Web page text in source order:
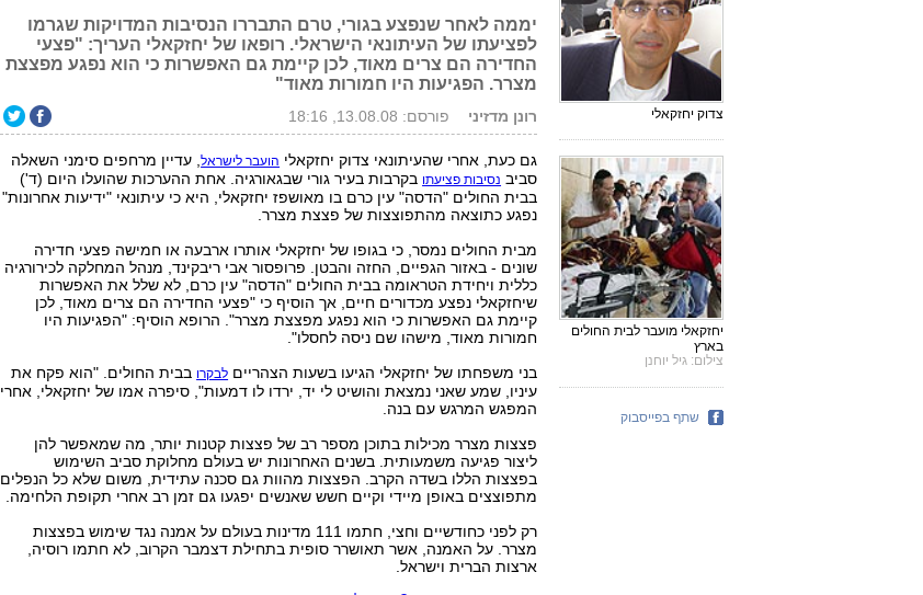
יממה לאחר שנפצע בגורי, טרם התבררו הנסיבות המדויקות שגרמו
לפציעתו של העיתונאי הישראלי. רופאו של יחזקאלי העריך: "פצעי
החדירה הם צרים מאוד, לכן קיימת גם האפשרות כי הוא נפגע מפצצת
מצרר. הפגיעות היו חמורות מאוד"
רונן מדזיני פורסם: 13.08.08, 18:16
גם כעת, אחרי שהעיתונאי צדוק יחזקאלי הועבר לישראל, עדיין מרחפים סימני השאלה
סביב נסיבות פציעתו בקרבות בעיר גורי שבגאורגיה. אחת ההערכות שהועלו היום (ד')
בבית החולים "הדסה" עין כרם בו מאושפז יחזקאלי, היא כי עיתונאי "ידיעות אחרונות"
נפגע כתוצאה מהתפוצצות של פצצת מצרר.
מבית החולים נמסר, כי בגופו של יחזקאלי אותרו ארבעה או חמישה פצעי חדירה
שונים - באזור הגפיים, החזה והבטן. פרופסור אבי ריבקינד, מנהל המחלקה לכירורגיה
כללית ויחידת הטראומה בבית החולים "הדסה" עין כרם, לא שלל את האפשרות
שיחזקאלי נפצע מכדורים חיים, אך הוסיף כי "פצעי החדירה הם צרים מאוד, לכן
קיימת גם האפשרות כי הוא נפגע מפצצת מצרר". הרופא הוסיף: "הפגיעות היו
חמורות מאוד, מישהו שם ניסה לחסלו".
בני משפחתו של יחזקאלי הגיעו בשעות הצהריים לבקרו בבית החולים. "הוא פקח את
עיניו, שמע שאני נמצאת והושיט לי יד, ירדו לו דמעות", סיפרה אמו של יחזקאלי, אחרי
המפגש המרגש עם בנה.
פצצות מצרר מכילות בתוכן מספר רב של פצצות קטנות יותר, מה שמאפשר להן
ליצור פגיעה משמעותית. בשנים האחרונות יש בעולם מחלוקת סביב השימוש
בפצצות הללו בשדה הקרב. הפצצות מהוות גם סכנה עתידית, משום שלא כל הנפלים
מתפוצצים באופן מיידי וקיים חשש שאנשים יפגעו גם זמן רב אחרי תקופת הלחימה.
רק לפני כחודשיים וחצי, חתמו 111 מדינות בעולם על אמנה נגד שימוש בפצצות
מצרר. על האמנה, אשר תאושרר סופית בתחילת דצמבר הקרוב, לא חתמו רוסיה,
ארצות הברית וישראל.
צדוק יחזקאלי
יחזקאלי מועבר לבית החולים
בארץ
צילום: גיל יוחנן
שתף בפייסבוק